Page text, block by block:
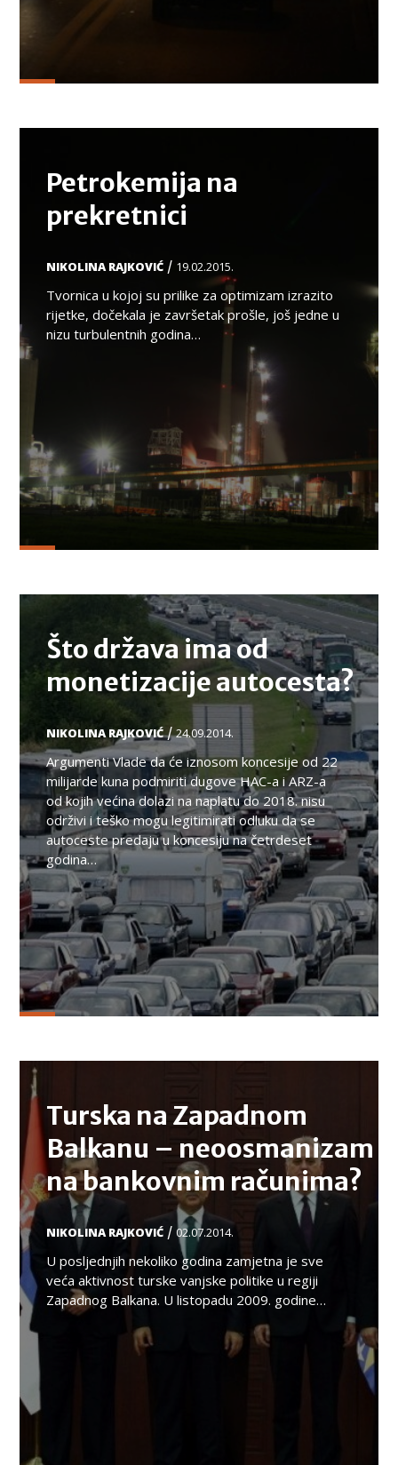
Petrokemija na
prekretnici
NIKOLINA RAJKOVIĆ / 19.02.2015.
Tvornica u kojoj su prilike za optimizam izrazito
rijetke, dočekala je završetak prošle, još jedne u
nizu turbulentnih godina…
Što država ima od
monetizacije autocesta?
NIKOLINA RAJKOVIĆ/24.09.2014.
Argumenti Vlade da će iznosom koncesije od 22
milijarde kuna podmiriti dugove HAC-a i ARZ-a
od kojih većina dolazi na naplatu do 2018. nisu
održivi i teško mogu legitimirati odluku da se
autoceste predaju u koncesiju na četrdeset
godina…
Turska na Zapadnom
Balkanu – neoosmanizam
na bankovnim računima?
NIKOLINA RAJKOVIĆ /02.07.2014.
U posljednjih nekoliko godina zamjetna je sve
veća aktivnost turske vanjske politike u regiji
Zapadnog Balkana. U listopadu 2009. godine…